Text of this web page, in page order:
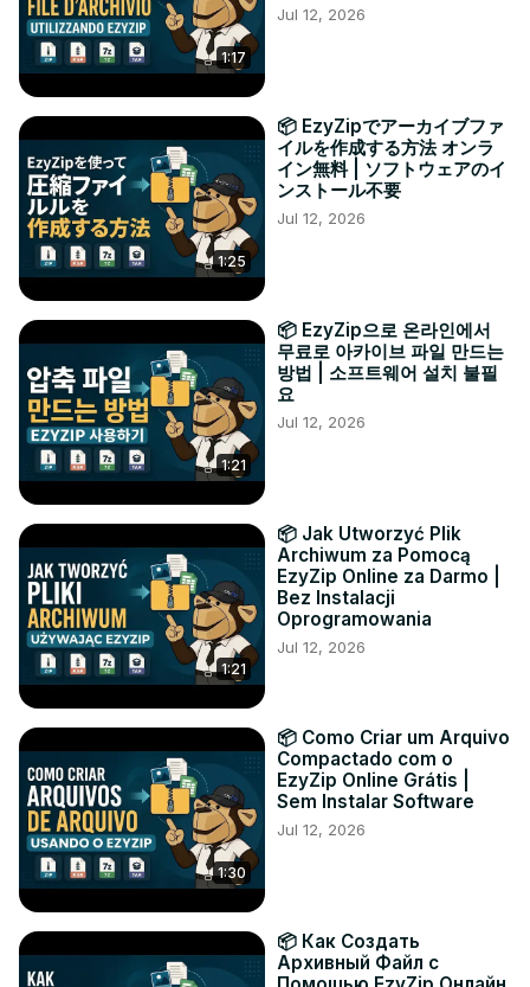
1:17
Jul 12, 2026
1:25
📦 EzyZipでアーカイブファ
イルを作成する方法 オンラ
イン無料 | ソフトウェアのイ
ンストール不要
Jul 12, 2026
1:21
📦 EzyZip으로 온라인에서
무료로 아카이브 파일 만드는
방법 | 소프트웨어 설치 불필
요
Jul 12, 2026
1:21
📦 Jak Utworzyć Plik
Archiwum za Pomocą
EzyZip Online za Darmo |
Bez Instalacji
Oprogramowania
Jul 12, 2026
1:30
📦 Como Criar um Arquivo
Compactado com o
EzyZip Online Grátis |
Sem Instalar Software
Jul 12, 2026
📦 Как Создать
Архивный Файл с